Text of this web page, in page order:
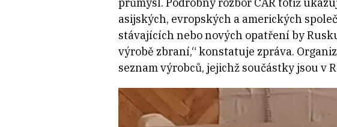
asijských, evropských a amerických
stávajících nebo nových opatření by
výrobě zbraní,“ konstatuje zpráva.
seznam výrobců, jejichž součástky jsou v
Video
přehrávač